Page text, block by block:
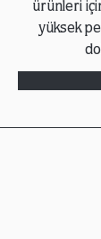
ürünleri
yüksek